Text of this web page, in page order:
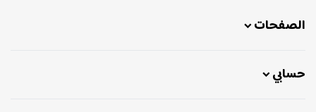
الصفحات
حسابي